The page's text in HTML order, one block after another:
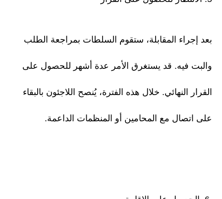
بعد إجراء المقابلة، ستقوم السلطات بمراجعة الطلب
والبت فيه. قد يستغرق الأمر عدة أشهر للحصول على
القرار النهائي. خلال هذه الفترة، يُنصح اللاجئون بالبقاء
على اتصال مع المحامين أو المنظمات الداعمة.